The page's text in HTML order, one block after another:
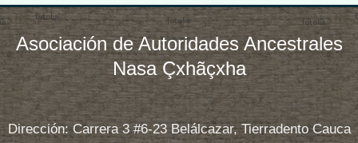
Asociación de Autoridades Ancestrales
Nasa Çxhãçxha
Dirección: Carrera 3 #6-23 Belálcazar, Tierradento Cauca